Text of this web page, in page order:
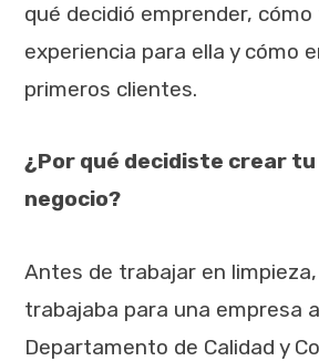
qué decidió emprender,
experiencia para ella y cómo
primeros clientes.
¿Por qué decidiste crear
negocio?
Antes de trabajar en limpieza,
trabajaba para una empresa
Departamento de Calidad y